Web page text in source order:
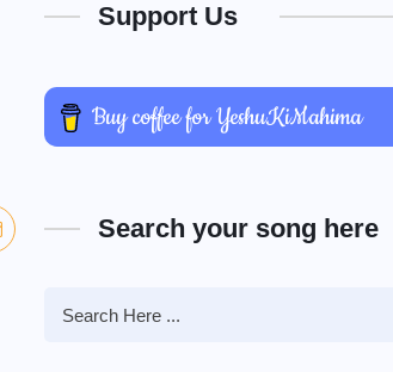
Support Us
Search your song here